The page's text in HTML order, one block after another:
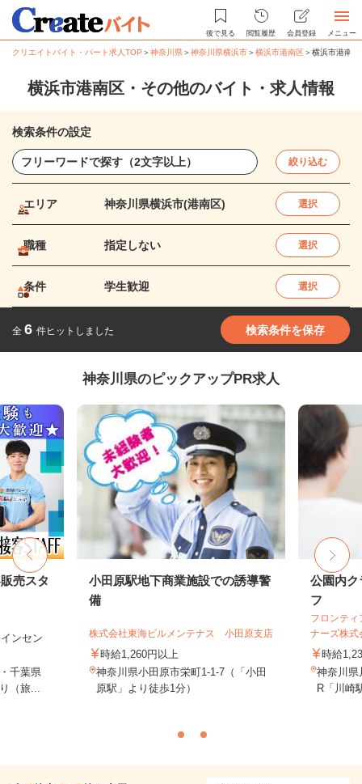
後で見る 閲覧履歴 会員登録 メニュー
クリエイトバイト・パート求人TOP ＞神奈川県＞神奈川県横浜市＞横浜市港南区＞横浜市港南
横浜市港南区・その他のバイト・求人情報
検索条件の設定
絞り込む
エリア 神奈川県横浜市(港南区) 選択
職種 指定しない 選択
条件 学生歓迎 選択
全 6 件ヒットしました 検索条件を保存
神奈川県のピックアップPR求人
売スタ
ンセン
千葉県
（旅...
小田原駅地下商業施設での誘導警
備
株式会社東海ビルメンテナス 小田原支店
時給1,260円以上
神奈川県小田原市栄町1-1-7（「小田
原駅」より徒歩1分）
公園内ク
フ
フロンテ
ナーズ株式
時給
神奈川県
R「川崎